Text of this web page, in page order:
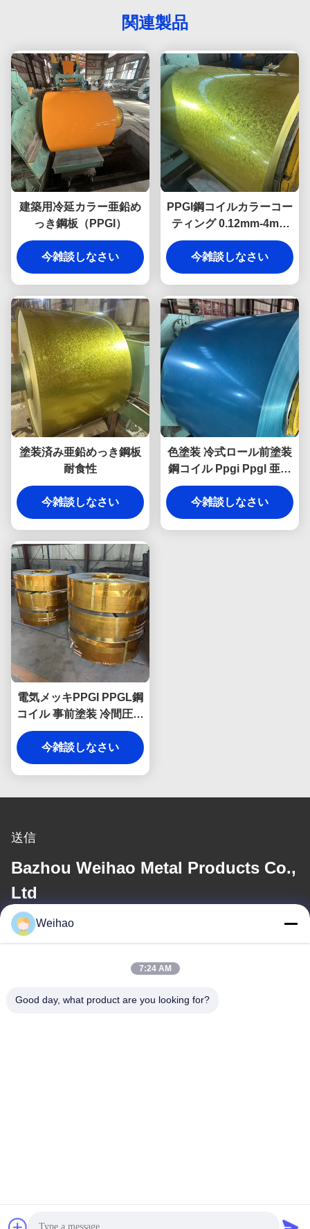
関連製品
建築用冷延カラー亜鉛め
っき鋼板（PPGI）
今雑談しなさい
PPGI鋼コイルカラーコー
ティング 0.12mm-4mm
防錆屋根材 プレペイント
GI/GLカラー鋼板
今雑談しなさい
塗装済み亜鉛めっき鋼板
耐食性
今雑談しなさい
色塗装 冷式ロール前塗装
鋼コイル Ppgi Ppgl 亜鉛
住宅用金属屋根 アルウジ
ン金属シート
今雑談しなさい
電気メッキPPGI PPGL鋼
コイル 事前塗装 冷間圧延
カラーコーティング鋼コ
イル
今雑談しなさい
送信
Bazhou Weihao Metal Products Co.,
Ltd
電子メール
中国の良質 前に塗られた鋼鉄コイル メーカー。Copyright© -2026
Weihao
7:24 AM
Good day, what product are you looking for?